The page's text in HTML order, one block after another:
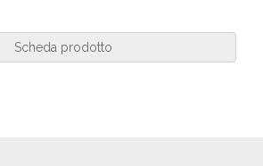
Scheda prodotto